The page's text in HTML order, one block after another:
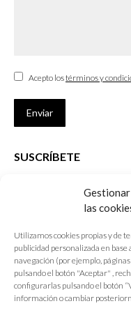
las
Utilizamos cookies propias y de
publicidad personalizada en
navegación (por ejemplo,
pulsando el botón "Aceptar" ,
configurarlas pulsando el botón
información o cambiar
Acepto lostérminos y
Enviar
SUSCRÍBETE
que desarrolla el Colegio de
E-mail *
Acepto lostérminos y